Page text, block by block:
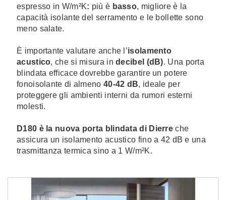
espresso in W/m²K: più è basso, migliore è la
capacità isolante del serramento e le bollette sono
meno salate.
È importante valutare anche l’isolamento
acustico, che si misura indecibel (dB). Una porta
blindata efficace dovrebbe garantire un potere
fonoisolante di almeno 40-42 dB, ideale per
proteggere gli ambienti interni da rumori esterni
molesti.
D180 è la nuova porta blindata di Dierre che
assicura un isolamento acustico fino a 42 dB e una
trasmittanza termica sino a 1 W/m²K.